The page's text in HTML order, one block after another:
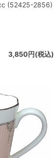
(52425-2856)
3,850円(税込)